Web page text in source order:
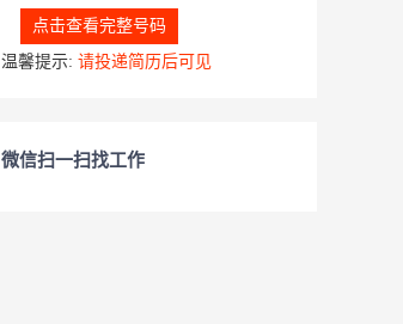
点击查看完整号码
温馨提示: 请投递简历后可见
微信扫一扫找工作